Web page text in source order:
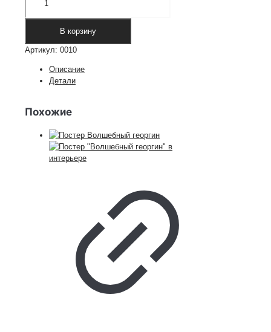
товара
Постер
лепестков"
В корзину
Артикул: 0010
Описание
Детали
Похожие